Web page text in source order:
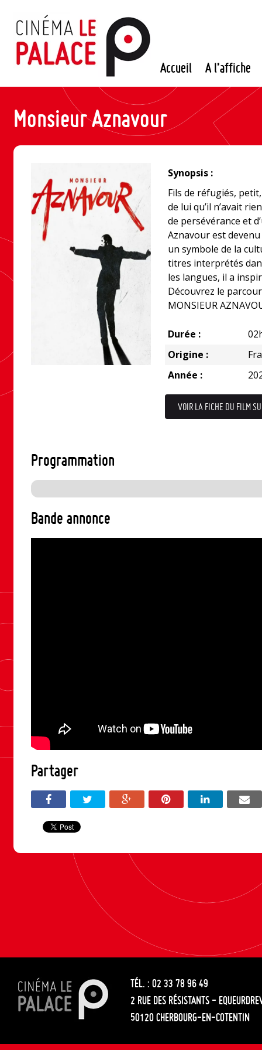
contenu
Accueil A l’affiche
Monsieur Aznavour
Synopsis :
Fils de réfugiés,
de lui qu’il n’avait
de persévérance et
Aznavour est
un symbole de la
titres interprétés
les langues, il a
Découvrez le
MONSIEUR
Durée :
Origine :
Année :
VOIR LA FICHE DU FILM
Programmation
Bande annonce
Partager
TÉL. : 02 33 78 96 49
2 RUE DES RÉSISTANTS -
50120 CHERBOURG-EN-COTENTIN